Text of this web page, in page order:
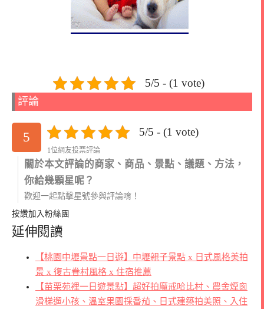
5/5 - (1 vote)
評論
5 5/5 - (1 vote)
1位網友投票評論
關於本文評論的商家、商品、景點、議題、方法，
你給幾顆星呢？
歡迎一起點擊星號參與評論唷！
按讚加入粉絲團
延伸閱讀
【桃園中壢景點一日遊】中壢親子景點 x 日式風格美拍
景 x 復古眷村風格 x 住宿推薦
【苗栗苑裡一日遊景點】超好拍魔戒哈比村、農舍煙囪
滑梯遛小孩、溫室果園採番茄、日式建築拍美照、入住